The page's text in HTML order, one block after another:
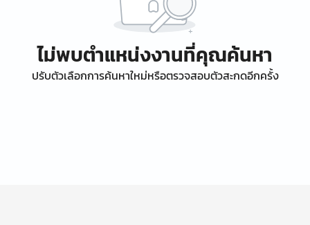
ไม่พบตำแหน่งงานที่คุณค้นหา
ปรับตัวเลือกการค้นหาใหม่หรือตรวจสอบตัวสะกดอีกครั้ง